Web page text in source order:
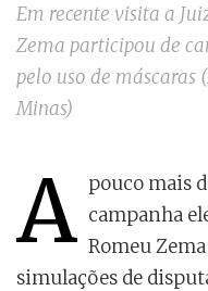
Em recente visita a
Zema participou de
pelo uso de máscaras
Minas)
A pouco mais
campanha
Romeu
simulações de